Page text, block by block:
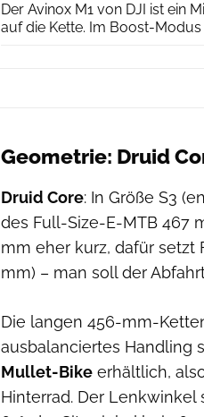
Der Avinox M1 von DJI ist ein
auf die Kette. Im Boost-Modus
Geometrie: Druid
Druid Core: In Größe S3
des Full-Size-E-MTB 467
mm eher kurz, dafür setzt
mm) – man soll der
Die langen 456-mm-
ausbalanciertes Handling
Mullet-Bike erhältlich,
Hinterrad. Der